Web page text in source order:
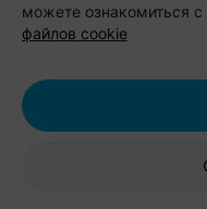
Особенность
количество
веревочный парк,
площадки,
отдыха на воде
катамаран,
можете ознакомиться
файлов cookie